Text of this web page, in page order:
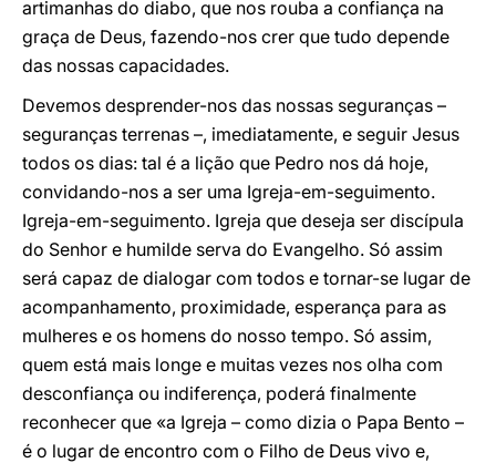
artimanhas do diabo, que nos rouba a confiança na
graça de Deus, fazendo-nos crer que tudo depende
das nossas capacidades.
Devemos desprender-nos das nossas seguranças –
seguranças terrenas –, imediatamente, e seguir Jesus
todos os dias: tal é a lição que Pedro nos dá hoje,
convidando-nos a ser uma Igreja-em-seguimento.
Igreja-em-seguimento. Igreja que deseja ser discípula
do Senhor e humilde serva do Evangelho. Só assim
será capaz de dialogar com todos e tornar-se lugar de
acompanhamento, proximidade, esperança para as
mulheres e os homens do nosso tempo. Só assim,
quem está mais longe e muitas vezes nos olha com
desconfiança ou indiferença, poderá finalmente
reconhecer que «a Igreja – como dizia o Papa Bento –
é o lugar de encontro com o Filho de Deus vivo e,